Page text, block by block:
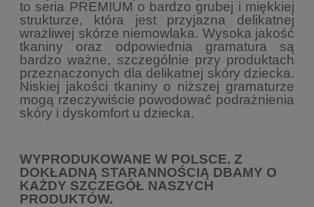
to seria PREMIUM o bardzo grubej i miękkiej
strukturze, która jest przyjazna delikatnej
wrażliwej skórze niemowlaka. Wysoka jakość
tkaniny oraz odpowiednia gramatura są
bardzo ważne, szczególnie przy produktach
przeznaczonych dla delikatnej skóry dziecka.
Niskiej jakości tkaniny o niższej gramaturze
mogą rzeczywiście powodować podrażnienia
skóry i dyskomfort u dziecka.
WYPRODUKOWANE W POLSCE. Z
DOKŁADNĄ STARANNOŚCIĄ DBAMY O
KAŻDY SZCZEGÓŁ NASZYCH
PRODUKTÓW.